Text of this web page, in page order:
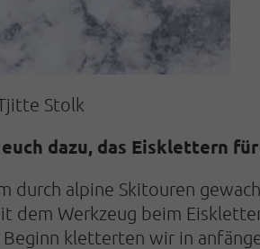
Stolk
dazu, das Eisklettern
durch alpine Skitouren
dem Werkzeug beim
kletterten wir in